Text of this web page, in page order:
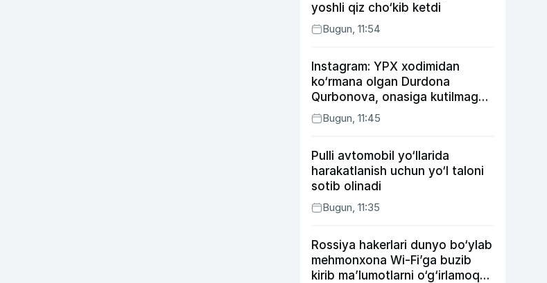
yoshli qiz cho‘kib ketdi
Bugun, 11:54
Instagram: YPX xodimidan
ko‘rmana olgan Durdona
Qurbonova, onasiga kutilmagan
sovg‘a tayyorlagan Umid vines,
xonanda Rayhon nimadan xafa?
Bugun, 11:45
Pulli avtomobil yo‘llarida
harakatlanish uchun yo‘l taloni
sotib olinadi
Bugun, 11:35
Rossiya hakerlari dunyo bo‘ylab
mehmonxona Wi-Fi’ga buzib
kirib ma’lumotlarni o‘g‘irlamoqda